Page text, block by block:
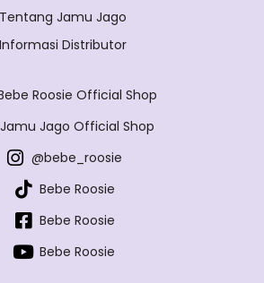
Tentang Jamu Jago
Informasi Distributor
Roosie Official Shop
Jamu Jago Official Shop
@bebe_roosie
Bebe Roosie
Bebe Roosie
Bebe Roosie